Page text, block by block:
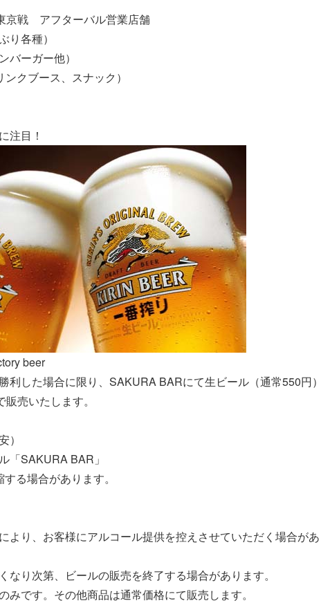
京戦 アフターバル営業店舗
り各種）
バーガー他）
クブース、スナック）
注目！
beer
利した場合に限り、SAKURA BARにて生ビール（通常550円）
売いたします。
）
SAKURA BAR」
る場合があります。
より、お客様にアルコール提供を控えさせていただく場合があ
なり次第、ビールの販売を終了する場合があります。
みです。その他商品は通常価格にて販売します。